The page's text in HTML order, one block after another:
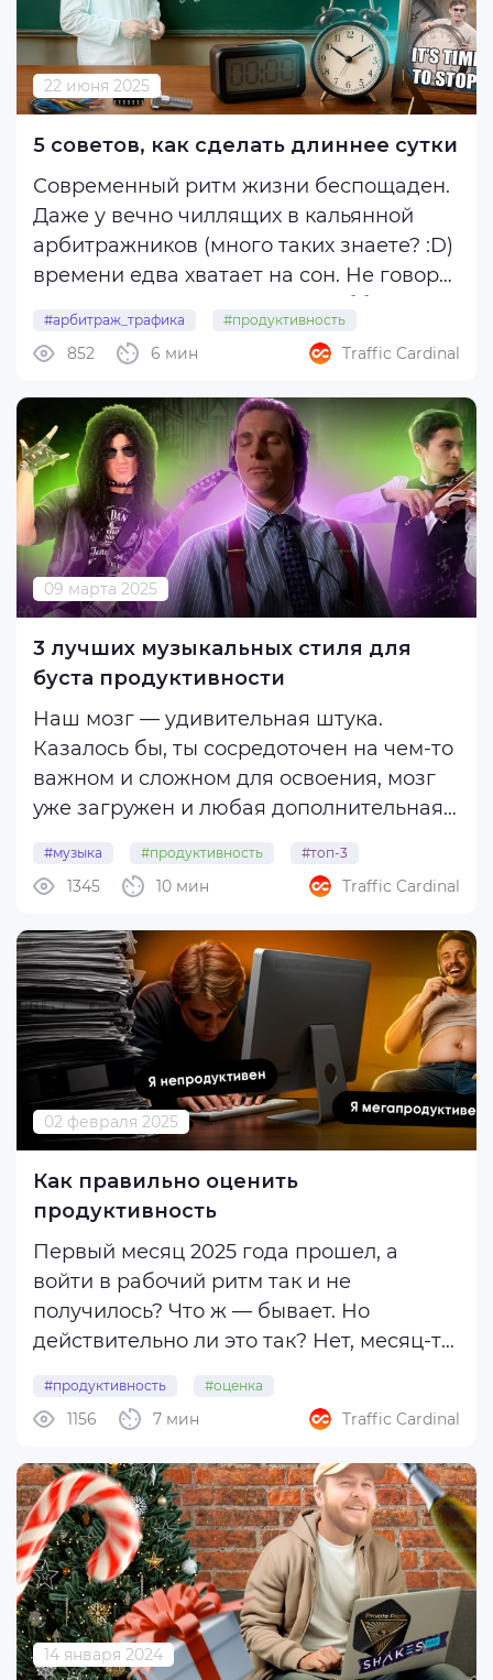
22 июня 2025
5 советов, как сделать длиннее сутки
Современный ритм жизни беспощаден.
Даже у вечно чиллящих в кальянной
арбитражников (много таких знаете? :D)
времени едва хватает на сон. Не говоря
прочих житейских делах. И тут, как ни
крути, приходит понимание того, что 24
часа, из которых минимум 8 люди спят ...
#арбитраж_трафика #продуктивность
#5_советов 6 мин
852 Traffic Cardinal
09 марта 2025
3 лучших музыкальных стиля для
буста продуктивности
Наш мозг — удивительная штука.
Казалось бы, ты сосредоточен на чем-то
важном и сложном для освоения, мозг
уже загружен и любая дополнительная
деле это далеко не всегда так. В
частности, если говорить о музыке —
проведено сотни исследований, и все
они ...
#музыка #продуктивность #топ-3
#стили 10 мин
1345 Traffic Cardinal
02 февраля 2025
Как правильно оценить
продуктивность
Первый месяц 2025 года прошел, а
войти в рабочий ритм так и не
получилось? Что ж — бывает. Но
действительно ли это так? Нет, месяц-то
вы же не просто плевали в потолок, не
так ли? Если просто плевали — к вам
вопросов нет (а вот у вашего тимлида
будут).
...
#продуктивность #оценка
7 мин
1156 Traffic Cardinal
14 января 2024